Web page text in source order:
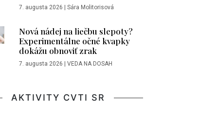
7. augusta 2026 | Sára Molitorisová
Nová nádej na liečbu slepoty?
Experimentálne očné kvapky
dokážu obnoviť zrak
7. augusta 2026 | VEDA NA DOSAH
AKTIVITY CVTI SR